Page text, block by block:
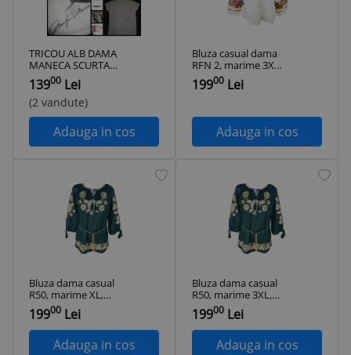
TRICOU ALB DAMA
MANECA SCURTA
IMAGINE MARILYN
MONROE
SUPRADIMENSIONATA
13900 Lei
(2 vandute)
Adauga in cos
Bluza casual dama
RFN 2, marime 3XL,
alb/portocaliu caisa
19900 Lei
Adauga in cos
Bluza dama casual
R50, marime XL,
verde/bej
19900 Lei
Adauga in cos
Bluza dama casual
R50, marime 3XL,
verde/bej
19900 Lei
Adauga in cos